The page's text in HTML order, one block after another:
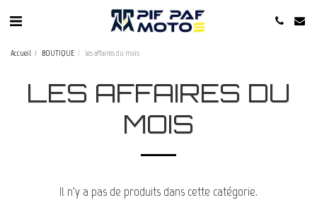
Accueil BOUTIQUE les affaires du mois
LES AFFAIRES DU
MOIS
Il n'y a pas de produits dans cette catégorie.